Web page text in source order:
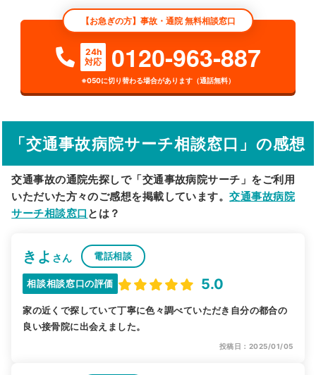
検索する
詳細条件で絞り込む
その他の検索方法
駅から探す 院名から探す
【お急ぎの方】事故・通院 無料相談窓口
24h
対応
0120-963-887
※050に切り替わる場合があります（通話無料）
「交通事故病院サーチ相談窓口」の感想
交通事故の通院先探しで「交通事故病院サーチ」をご利用
いただいた方々のご感想を掲載しています。交通事故病院
サーチ相談窓口 とは？
きよ さん 電話相談
相談相談窓口の評価 5.0
家の近くで探していて丁寧に色々調べていただき自分の都合の
良い接骨院に出会えました。
投稿日：2025/01/05